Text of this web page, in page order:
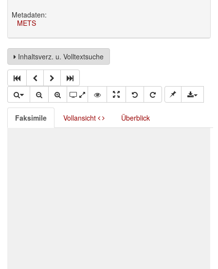
Metadaten:
METS
Inhaltsverz. u. Volltextsuche
Faksimile Vollansicht Überblick